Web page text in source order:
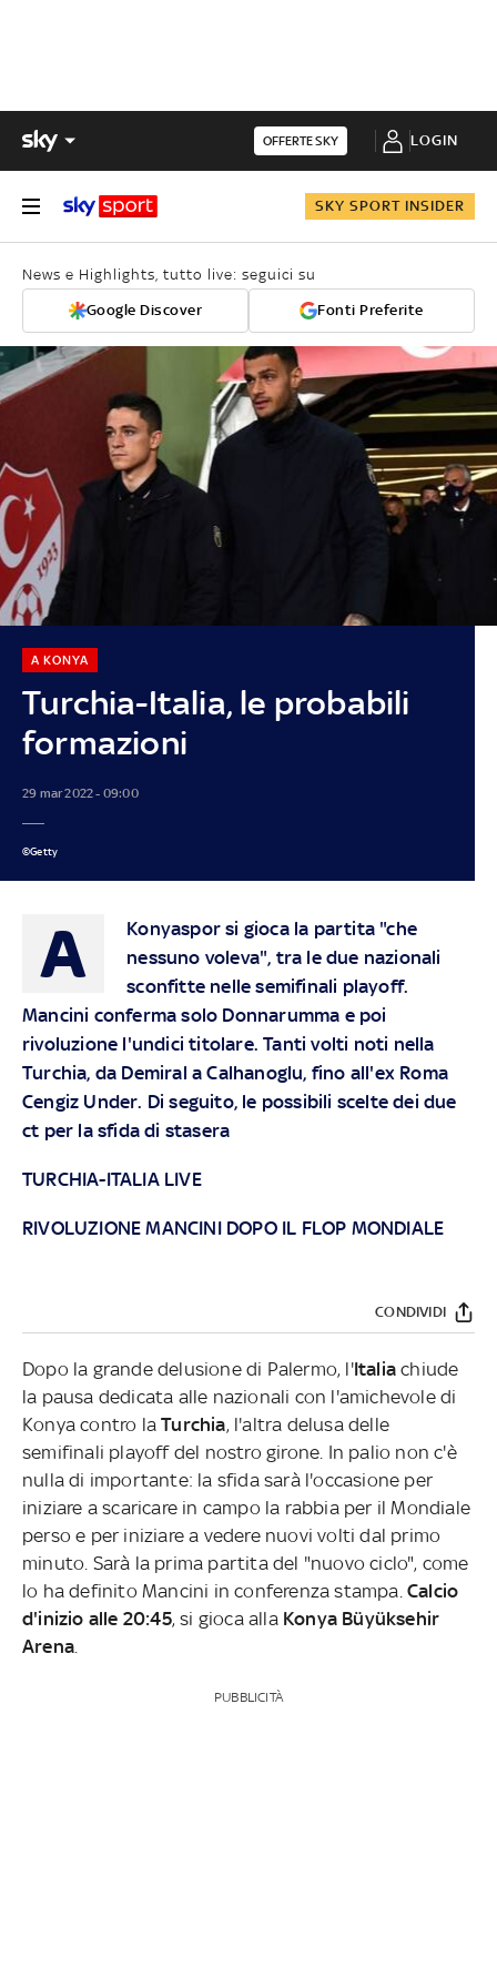
OFFERTE SKY LOGIN
SKY SPORT INSIDER
News e Highlights, tutto live: seguici su
Google Discover Fonti Preferite
Turchia-Italia, le probabili
formazioni
A KONYA
29 mar 2022 - 09:00
©Getty
A
Konyaspor si gioca la partita "che
nessuno voleva", tra le due nazionali
sconfitte nelle semifinali playoff.
Mancini conferma solo Donnarumma e poi
rivoluzione l'undici titolare. Tanti volti noti nella
Turchia, da Demiral a Calhanoglu, fino all'ex Roma
Cengiz Under. Di seguito, le possibili scelte dei due
ct per la sfida di stasera
TURCHIA-ITALIA LIVE
RIVOLUZIONE MANCINI DOPO IL FLOP MONDIALE
CONDIVIDI
Dopo la grande delusione di Palermo, l'Italia chiude
la pausa dedicata alle nazionali con l'amichevole di
Konya contro laTurchia, l'altra delusa delle
semifinali playoff del nostro girone. In palio non c'è
nulla di importante: la sfida sarà l'occasione per
iniziare a scaricare in campo la rabbia per il Mondiale
perso e per iniziare a vedere nuovi volti dal primo
minuto. Sarà la prima partita del "nuovo ciclo", come
lo ha definito Mancini in conferenza stampa. Calcio
d'inizio alle 20:45, si gioca allaKonya Büyüksehir
Arena
PUBBLICITÀ